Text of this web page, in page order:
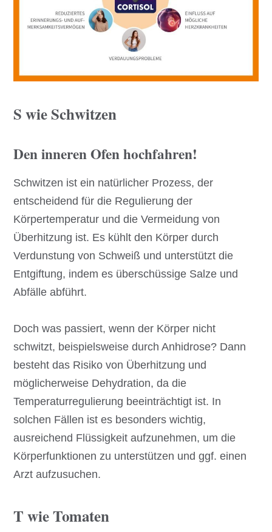
S wie Schwitzen
Den inneren Ofen hochfahren!
Schwitzen ist ein natürlicher Prozess, der
entscheidend für die Regulierung der
Körpertemperatur und die Vermeidung von
Überhitzung ist. Es kühlt den Körper durch
Verdunstung von Schweiß und unterstützt die
Entgiftung, indem es überschüssige Salze und
Abfälle abführt.
Doch was passiert, wenn der Körper nicht
schwitzt, beispielsweise durch Anhidrose? Dann
besteht das Risiko von Überhitzung und
möglicherweise Dehydration, da die
Temperaturregulierung beeinträchtigt ist. In
solchen Fällen ist es besonders wichtig,
ausreichend Flüssigkeit aufzunehmen, um die
Körperfunktionen zu unterstützen und ggf. einen
Arzt aufzusuchen.
T wie Tomaten